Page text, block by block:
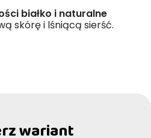
białko i naturalne
skórę i lśniącą sierść.
wariant